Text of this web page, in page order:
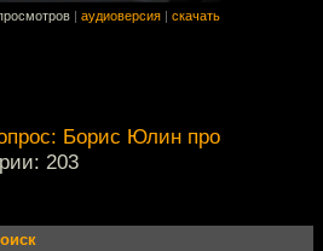
аудиоверсия скачать
Борис Юлин про
203